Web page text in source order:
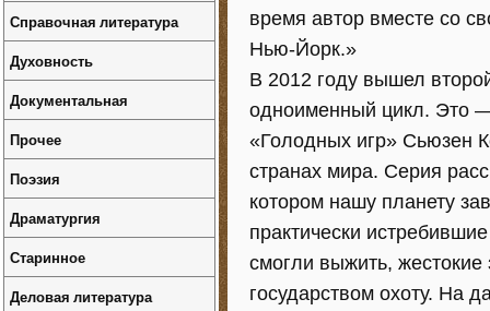
время автор вместе со
Нью-Йорк.»
В 2012 году вышел
одноименный цикл. Это —
«Голодных игр» Сьюзен
странах мира. Серия
котором нашу планету
практически
смогли выжить,
государством охоту. На
Справочная литература
Духовность
Документальная
Прочее
Поэзия
Драматургия
Старинное
Деловая литература